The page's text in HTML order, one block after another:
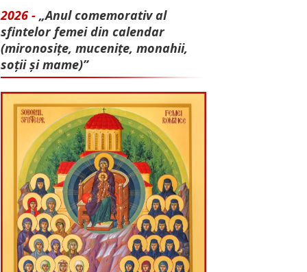
2026 - „Anul comemorativ al
sfintelor femei din calendar
(mironosițe, mu­cenițe, monahii,
soții și mame)”